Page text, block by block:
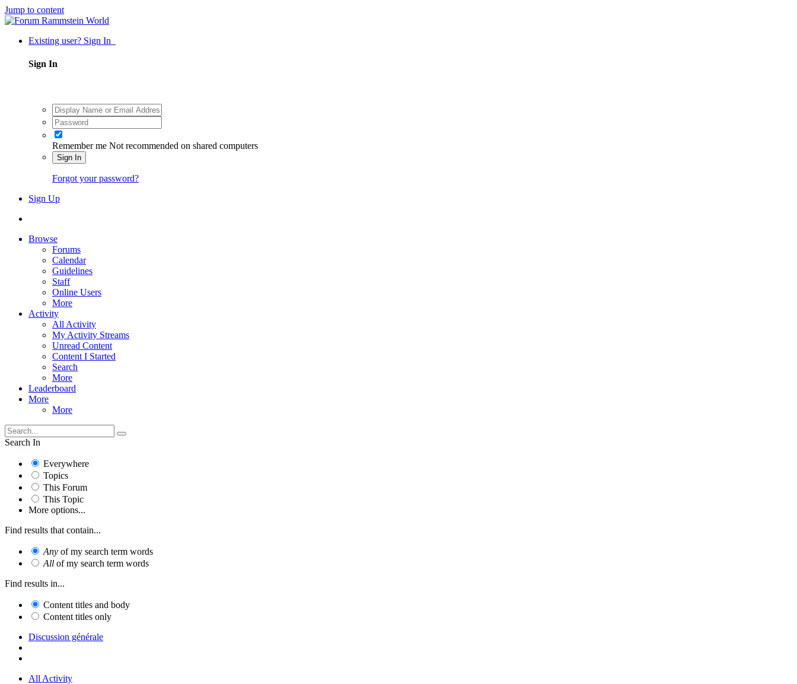
Jump to content
Existing user? Sign In
Sign In
Remember me Not recommended on shared computers
Sign In
Forgot your password?
Sign Up
Browse
Forums
Calendar
Guidelines
Staff
Online Users
More
Activity
All Activity
My Activity Streams
Unread Content
Content I Started
Search
More
Leaderboard
More
More
Search In
Everywhere
Topics
This Forum
This Topic
More options...
Find results that contain...
Any of my search term words
All of my search term words
Find results in...
Content titles and body
Content titles only
Discussion générale
All Activity